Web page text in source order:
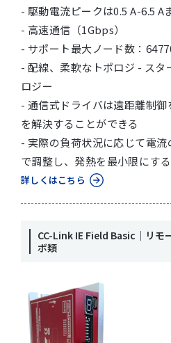
- 駆動電流ピークは0.5 A-6.5 A
- 高速通信（1Gbps）
- サポート最大ノード数：
- 配線、柔軟なトポロジ - スタ
ロジー
- 通信式ドライバは遠距離制
を解決することができる
- 実際の負荷状況に応じて電
で調整し、発熱を最小限にする
詳しくはこちら
CC-Link IE Field Basic｜リモ
ボ類